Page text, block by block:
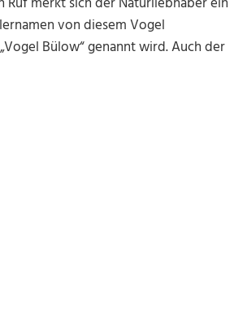
von diesem Vogel
Bülow“ genannt wird. Auch der